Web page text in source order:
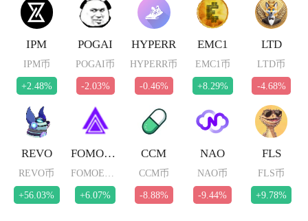
IPM
IPM币
+2.48%
POGAI
POGAI币
-2.03%
HYPERR
HYPERR币
-0.46%
EMC1
EMC1币
+8.29%
LTD
LTD币
-4.68%
REVO
REVO币
+56.03%
FOMOETH
FOMOETH币
+6.07%
CCM
CCM币
-8.88%
NAO
NAO币
-9.44%
FLS
FLS币
+9.78%